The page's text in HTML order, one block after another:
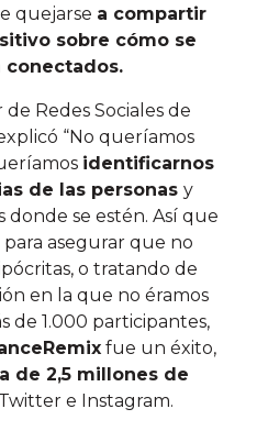
quejarse a compartir
sobre cómo se
conectados.
de Redes Sociales de
“No queríamos
identificarnos
de las personas y
se estén. Así que
para asegurar que no
o tratando de
en la que no éramos
de 1.000 participantes,
fue un éxito,
de 2,5 millones de
e Instagram.